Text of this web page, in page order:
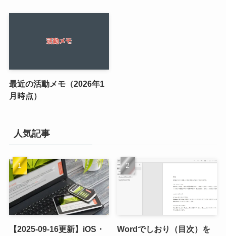
最近の活動メモ（2026年1
月時点）
人気記事
【2025-09-16更新】iOS・
Wordでしおり（目次）を